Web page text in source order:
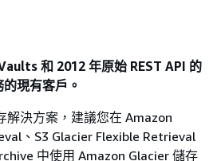
和 2012 年原始 REST API 的
現有客戶。
解決方案，建議您在 Amazon
、S3 Glacier Flexible Retrieval
中使用 Amazon Glacier 儲存